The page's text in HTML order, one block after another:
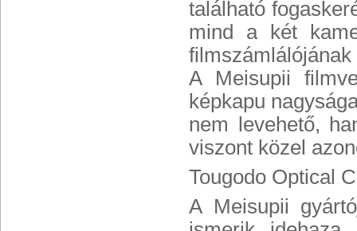
található
mind a két
A Meisupii
képkapu
nem levehető,
viszont közel
Tougodo Optical
A Meisupii